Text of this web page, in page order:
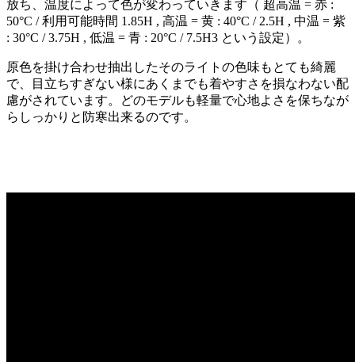
放ち、温度によって色が変わっていきます（ 超高温 = 赤 :
50°C / 利用可能時間 1.85H , 高温 = 黄 : 40°C / 2.5H , 中温 = 紫
: 30°C / 3.75H , 低温 = 青 : 20°C / 7.5H3 という設定）。
原色を掛け合わせ抽出したそのライトの色味もとても綺麗
で、目立ちすぎない様にあくまでも着やすさを損なわない配
慮がされています。どのモデルも軽量で心地よさを保ちなが
らしっかりと防寒出来るのです。